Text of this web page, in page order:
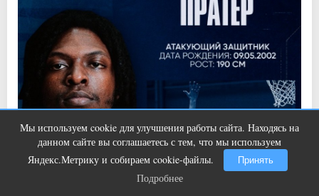
Мы используем cookie для улучшения работы сайта. Находясь на
данном сайте вы соглашаетесь с тем, что мы используем
Яндекс.Метрику и собираем cookie-файлы.
Принять
Подробнее
Передовая нейронка по видео
контенту
Подробнее